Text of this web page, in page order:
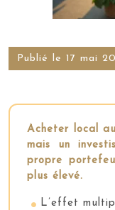
Publié le 17 mai
Acheter local
mais un
propre
plus élevé.
L’effet